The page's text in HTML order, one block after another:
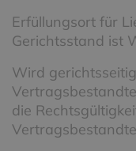
Erfüllungsort für
Gerichtsstand ist
Wird
die